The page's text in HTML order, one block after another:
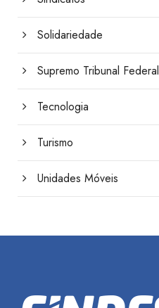
Solidariedade
Supremo Tribunal Federal
Tecnologia
Turismo
Unidades Móveis